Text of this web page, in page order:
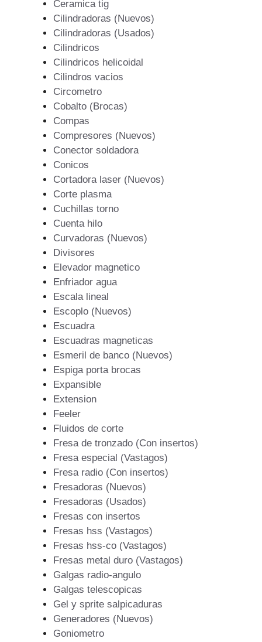
Ceramica tig
Cilindradoras (Nuevos)
Cilindradoras (Usados)
Cilindricos
Cilindricos helicoidal
Cilindros vacios
Circometro
Cobalto (Brocas)
Compas
Compresores (Nuevos)
Conector soldadora
Conicos
Cortadora laser (Nuevos)
Corte plasma
Cuchillas torno
Cuenta hilo
Curvadoras (Nuevos)
Divisores
Elevador magnetico
Enfriador agua
Escala lineal
Escoplo (Nuevos)
Escuadra
Escuadras magneticas
Esmeril de banco (Nuevos)
Espiga porta brocas
Expansible
Extension
Feeler
Fluidos de corte
Fresa de tronzado (Con insertos)
Fresa especial (Vastagos)
Fresa radio (Con insertos)
Fresadoras (Nuevos)
Fresadoras (Usados)
Fresas con insertos
Fresas hss (Vastagos)
Fresas hss-co (Vastagos)
Fresas metal duro (Vastagos)
Galgas radio-angulo
Galgas telescopicas
Gel y sprite salpicaduras
Generadores (Nuevos)
Goniometro